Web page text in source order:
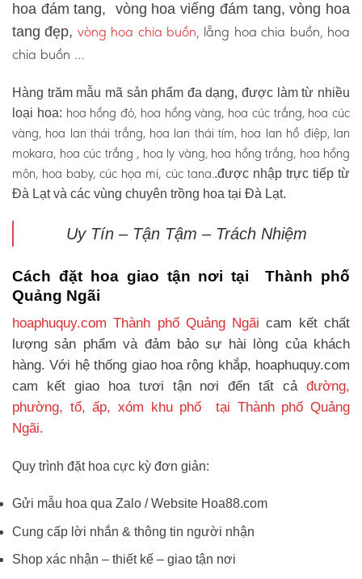
hoa đám tang, vòng hoa viếng đám tang, vòng hoa
tang đẹp, vòng hoa chia buồn, lẵng hoa chia buồn, hoa
chia buồn …
Hàng trăm mẫu mã sản phẩm đa dạng, được làm từ nhiều
loại hoa: hoa hồng đỏ, hoa hồng vàng, hoa cúc trắng, hoa cúc
vàng, hoa lan thái trắng, hoa lan thái tím, hoa lan hồ điệp, lan
mokara, hoa cúc trắng , hoa ly vàng, hoa hồng trắng, hoa hồng
môn, hoa baby, cúc họa mi, cúc tana..được nhập trực tiếp từ
Đà Lạt và các vùng chuyên trồng hoa tại Đà Lạt.
Uy Tín – Tận Tậm – Trách Nhiệm
Cách đặt hoa giao tận nơi tại Thành phố
Quảng Ngãi
hoaphuquy.com Thành phố Quảng Ngãi cam kết chất
lượng sản phẩm và đảm bảo sự hài lòng của khách
hàng. Với hệ thống giao hoa rộng khắp, hoaphuquy.com
cam kết giao hoa tươi tận nơi đến tất cả đường,
phường, tổ, ấp, xóm khu phố tại Thành phố Quảng
Ngãi.
Quy trình đặt hoa cực kỳ đơn giản:
Gửi mẫu hoa qua Zalo / Website Hoa88.com
Cung cấp lời nhắn & thông tin người nhận
Shop xác nhận – thiết kế – giao tận nơi